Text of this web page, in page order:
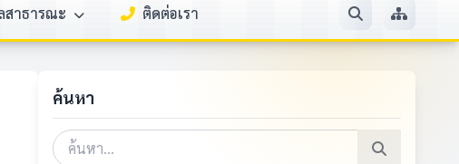
สาธารณะ ติดต่อเรา
ค้นหา